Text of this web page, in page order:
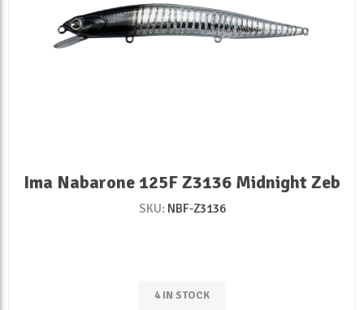
Ima Nabarone 125F Z3136 Midnight Zeb
SKU: NBF-Z3136
4 IN STOCK